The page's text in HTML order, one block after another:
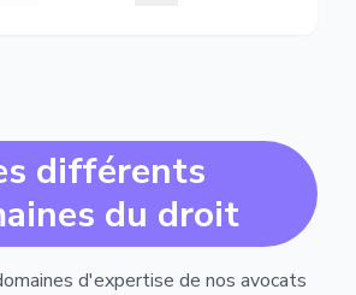
différents
du droit
d'expertise de nos avocats